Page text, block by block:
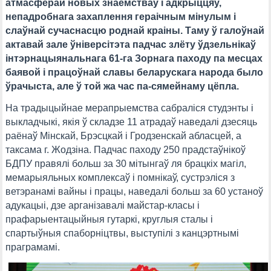
атмасферай новых знаёмстваў і адкрыццяў,
непадробнага захаплення гераічным мінулым і
слаўнай сучаснасцю роднай краіны. Таму ў галоўнай
актавай зале ўніверсітэта падчас злёту ўдзельнікаў
інтэрнацыянальнага 61-га Зорнага паходу па месцах
баявой і працоўнай славы беларускага народа было
ўрачыста, але ў той жа час па-сямейнаму цёпла.
На традыцыйнае мерапрыемства сабраліся студэнты і
выкладчыкі, якія ў складзе 11 атрадаў наведалі дзесяць
раёнаў Мінскай, Брэсцкай і Гродзенскай абласцей, а
таксама г. Жодзіна. Падчас паходу 250 прадстаўнікоў
БДПУ правялі больш за 30 мітынгаў ля брацкіх магіл,
мемарыяльных комплексаў і помнікаў, сустрэліся з
ветэранамі вайны і працы, наведалі больш за 60 устаноў
адукацыі, дзе арганізавалі майстар-класы і
прафарыентацыйныя гутаркі, круглыя сталы і
спартыўныя спаборніцтвы, выступілі з канцэртнымі
праграмамі.